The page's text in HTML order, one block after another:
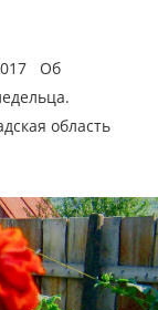
Об
область